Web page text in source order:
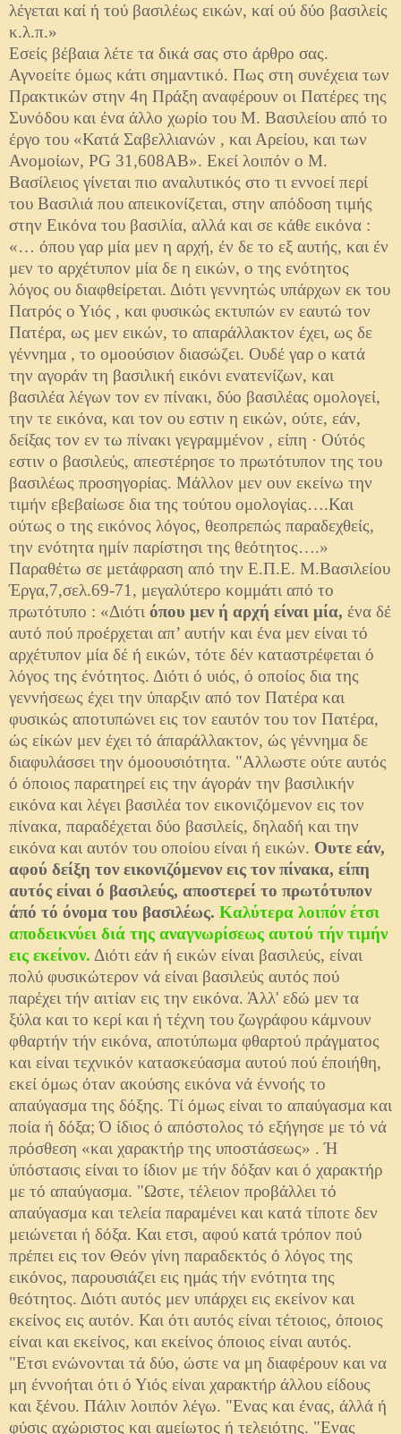
λέγεται καί ή τού βασιλέως εικών, καί ού δύο βασιλείς
κ.λ.π.»
Εσείς βέβαια λέτε τα δικά σας στο άρθρο σας.
Αγνοείτε όμως κάτι σημαντικό. Πως στη συνέχεια των
Πρακτικών στην 4η Πράξη αναφέρουν οι Πατέρες της
Συνόδου και ένα άλλο χωρίο του Μ. Βασιλείου από το
έργο του «Κατά Σαβελλιανών , και Αρείου, και των
Ανομοίων, PG 31,608AB». Εκεί λοιπόν ο Μ.
Βασίλειος γίνεται πιο αναλυτικός στο τι εννοεί περί
του Βασιλιά που απεικονίζεται, στην απόδοση τιμής
στην Εικόνα του βασιλία, αλλά και σε κάθε εικόνα :
«… όπου γαρ μία μεν η αρχή, έν δε το εξ αυτής, και έν
μεν το αρχέτυπον μία δε η εικών, ο της ενότητος
λόγος ου διαφθείρεται. Διότι γεννητώς υπάρχων εκ του
Πατρός ο Υιός , και φυσικώς εκτυπών εν εαυτώ τον
Πατέρα, ως μεν εικών, το απαράλλακτον έχει, ως δε
γέννημα , το ομοούσιον διασώζει. Ουδέ γαρ ο κατά
την αγοράν τη βασιλική εικόνι ενατενίζων, και
βασιλέα λέγων τον εν πίνακι, δύο βασιλέας ομολογεί,
την τε εικόνα, και τον ου εστιν η εικών, ούτε, εάν,
δείξας τον εν τω πίνακι γεγραμμένον , είπη · Ούτός
εστιν ο βασιλεύς, απεστέρησε το πρωτότυπον της του
βασιλέως προσηγορίας. Μάλλον μεν ουν εκείνω την
τιμήν εβεβαίωσε δια της τούτου ομολογίας….Και
ούτως ο της εικόνος λόγος, θεοπρεπώς παραδεχθείς,
την ενότητα ημίν παρίστησι της θεότητος….»
Παραθέτω σε μετάφραση από την Ε.Π.Ε. Μ.Βασιλείου
Έργα,7,σελ.69-71, μεγαλύτερο κομμάτι από το
πρωτότυπο : «Διότι όπου μεν ή αρχή είναι μία, ένα δέ
αυτό πού προέρχεται απ’ αυτήν και ένα μεν είναι τό
αρχέτυπον μία δέ ή εικών, τότε δέν καταστρέφεται ό
λόγος της ένότητος. Διότι ό υιός, ό οποίος δια της
γεννήσεως έχει την ύπαρξιν από τον Πατέρα και
φυσικώς αποτυπώνει εις τον εαυτόν του τον Πατέρα,
ώς είκών μεν έχει τό άπαράλλακτον, ώς γέννημα δε
διαφυλάσσει την όμοουσιότητα. "Αλλωστε ούτε αυτός
ό όποιος παρατηρεί εις την άγοράν την βασιλικήν
εικόνα και λέγει βασιλέα τον εικονιζόμενον εις τον
πίνακα, παραδέχεται δύο βασιλείς, δηλαδή και την
εικόνα και αυτόν του οποίου είναι ή εικών. Ουτε εάν,
αφού δείξη τον εικονιζόμενον εις τον πί­νακα, είπη
αυτός είναι ό βασιλεύς, αποστερεί το πρωτότυπον
άπό τό όνομα του βασιλέως. Καλύτερα λοιπόν έτσι
αποδεικνύ­ει διά της αναγνωρίσεως αυτού τήν τιμήν
εις εκείνον. Διότι εάν ή εικών είναι βασιλεύς, είναι
πολύ φυσικώτερον νά είναι βασιλεύς αυτός πού
παρέχει τήν αιτίαν εις την εικόνα. Άλλ' εδώ μεν τα
ξύλα και το κερί και ή τέχνη του ζωγράφου κά­μνουν
φθαρτήν τήν εικόνα, αποτύπωμα φθαρτού πράγματος
και είναι τεχνικόν κατασκεύασμα αυτού πού έποιήθη,
εκεί όμως όταν ακούσης εικόνα νά έννοής το
απαύγασμα της δόξης. Τί όμως είναι το απαύγασμα και
ποία ή δόξα; Ό ίδιος ό απόστο­λος τό εξήγησε με τό νά
πρόσθεση «και χαρακτήρ της υπο­στάσεως» . Ή
ύπόστασις είναι το ίδιον με τήν δόξαν και ό χαρακτήρ
με τό απαύγασμα. "Ωστε, τέλειον προβάλλει τό
απαύγασμα και τελεία παραμένει και κατά τίποτε δεν
μειώ­νεται ή δόξα. Και ετσι, αφού κατά τρόπον πού
πρέπει εις τον Θεόν γίνη παραδεκτός ό λόγος της
εικόνος, παρουσιάζει εις ημάς τήν ενότητα της
θεότητος. Διότι αυτός μεν υπάρχει εις εκείνον και
εκείνος εις αυτόν. Και ότι αυτός είναι τέτοιος, όποιος
είναι και εκείνος, και εκείνος όποιος είναι αυτός.
"Ετσι ενώνον­ται τά δύο, ώστε να μη διαφέρουν και να
μη έννοήται ότι ό Υιός είναι χαρακτήρ άλλου είδους
και ξένου. Πάλιν λοιπόν λέγω. "Ενας και ένας, άλλά ή
φύσις αχώριστος και αμείωτος ή τελειότης. "Ενας